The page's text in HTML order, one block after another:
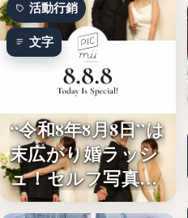
活動行銷
文字
“令和8年8月8日”は
末広がり婚ラッシ
ュ！セルフ写真館
「…